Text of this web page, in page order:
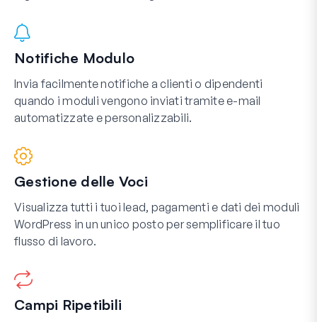
Notifiche Modulo
Invia facilmente notifiche a clienti o dipendenti
quando i moduli vengono inviati tramite e-mail
automatizzate e personalizzabili.
Gestione delle Voci
Visualizza tutti i tuoi lead, pagamenti e dati dei moduli
WordPress in un unico posto per semplificare il tuo
flusso di lavoro.
Campi Ripetibili